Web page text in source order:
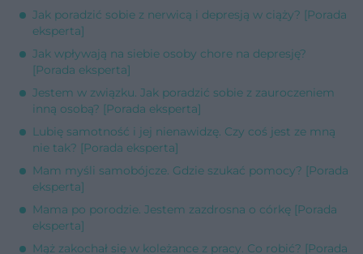
Jak poradzić sobie z nerwicą i depresją w ciąży? [Porada
eksperta]
Jak wpływają na siebie osoby chore na depresję?
[Porada eksperta]
Jestem w związku. Jak poradzić sobie z zauroczeniem
inną osobą? [Porada eksperta]
Lubię samotność i jej nienawidzę. Czy coś jest ze mną
nie tak? [Porada eksperta]
Mam myśli samobójcze. Gdzie szukać pomocy? [Porada
eksperta]
Mama po porodzie. Jestem zazdrosna o córkę [Porada
eksperta]
Mąż zakochał się w koleżance z pracy. Co robić? [Porada